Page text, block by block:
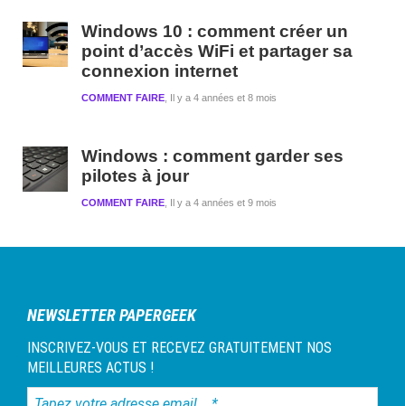
Windows 10 : comment créer un
point d’accès WiFi et partager sa
connexion internet
Il y a 4 années et 8 mois
COMMENT FAIRE
Windows : comment garder ses
pilotes à jour
Il y a 4 années et 9 mois
COMMENT FAIRE
NEWSLETTER PAPERGEEK
INSCRIVEZ-VOUS ET RECEVEZ GRATUITEMENT NOS
MEILLEURES ACTUS !
Tapez